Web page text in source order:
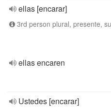
ellas [encarar]
3rd person plural, presente,
ellas encaren
Ustedes [encarar]